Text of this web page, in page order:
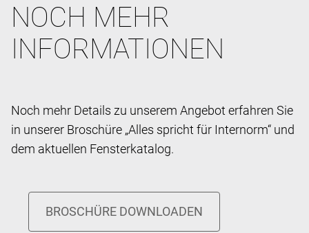
NOCH MEHR
INFORMA­TIONEN
Noch mehr Details zu unserem Angebot erfahren Sie
in unserer Broschüre „Alles spricht für Internorm“ und
dem aktuellen Fensterkatalog.